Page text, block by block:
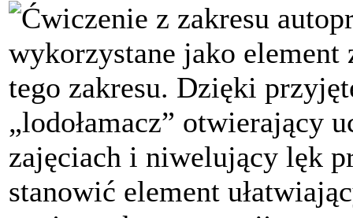
Ćwiczenie z zakresu
wykorzystane jako element
tego zakresu. Dzięki
„lodołamacz” otwierający
zajęciach i niwelujący lęk
stanowić element